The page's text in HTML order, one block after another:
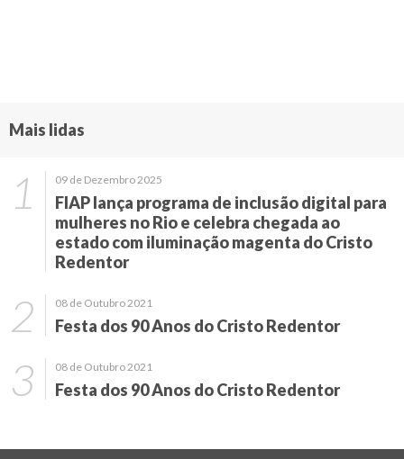
Mais lidas
09 de Dezembro 2025
FIAP lança programa de inclusão digital para
mulheres no Rio e celebra chegada ao
estado com iluminação magenta do Cristo
Redentor
08 de Outubro 2021
Festa dos 90 Anos do Cristo Redentor
08 de Outubro 2021
Festa dos 90 Anos do Cristo Redentor